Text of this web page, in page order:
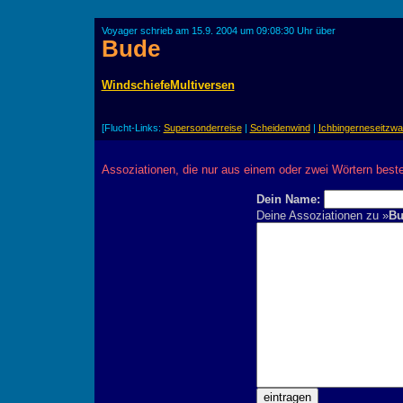
Voyager schrieb am 15.9. 2004 um 09:08:30 Uhr über
Bude
WindschiefeMultiversen
[Flucht-Links: Supersonderreise| Scheidenwind|
Assoziationen, die nur aus einem oder zwei Wörtern
Dein Name:
Deine Assoziationen zu »